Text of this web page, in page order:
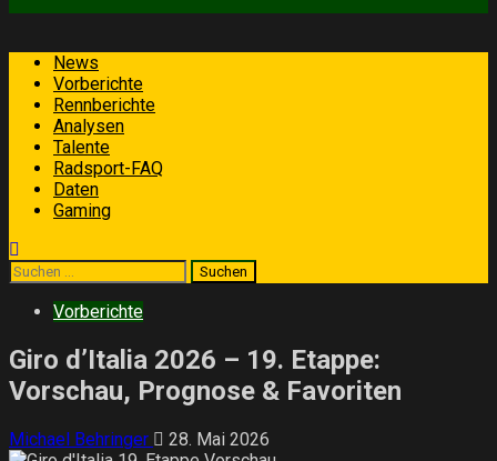
Primäres
Menü
News
Vorberichte
Rennberichte
Analysen
Talente
Radsport-FAQ
Daten
Gaming
Suchen
nach:
Vorberichte
Giro d’Italia 2026 – 19. Etappe:
Vorschau, Prognose & Favoriten
Michael Behringer 28. Mai 2026